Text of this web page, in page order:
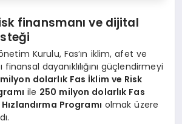
finansmanı ve dijital
Kurulu, Fas’ın iklim, afet ve
finansal dayanıklılığını güçlendirmeyi
dolarlık Fas İklim ve Risk
ile 250 milyon dolarlık Fas
Programı olmak üzere